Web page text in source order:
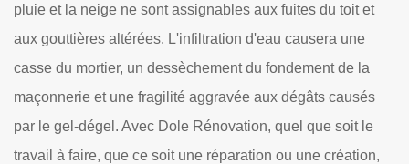
pluie et la neige ne sont assignables aux fuites du toit et
aux gouttières altérées. L'infiltration d'eau causera une
casse du mortier, un dessèchement du fondement de la
maçonnerie et une fragilité aggravée aux dégâts causés
par le gel-dégel. Avec Dole Rénovation, quel que soit le
travail à faire, que ce soit une réparation ou une création,